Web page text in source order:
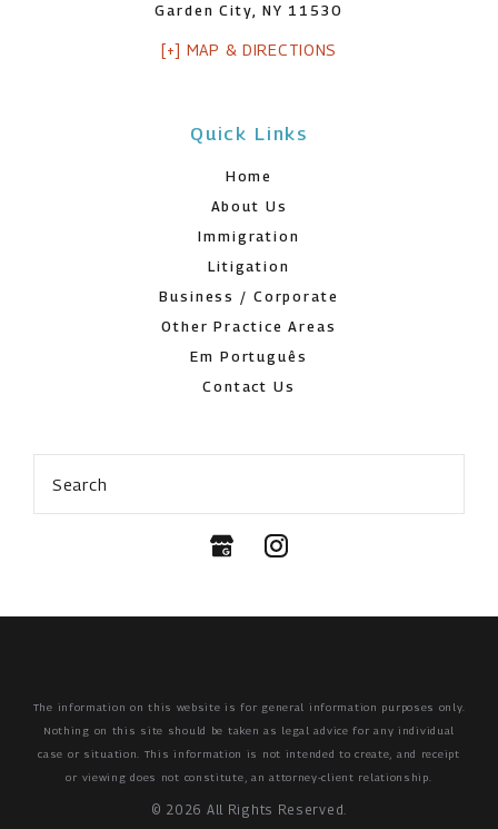
Garden City, NY 11530
[+] MAP & DIRECTIONS
Quick Links
Home
About Us
Immigration
Litigation
Business / Corporate
Other Practice Areas
Em Português
Contact Us
Search
The information on this website is for general information purposes only.
Nothing on this site should be taken as legal advice for any individual
case or situation. This information is not intended to create, and receipt
or viewing does not constitute, an attorney-client relationship.
© 2026 All Rights Reserved.